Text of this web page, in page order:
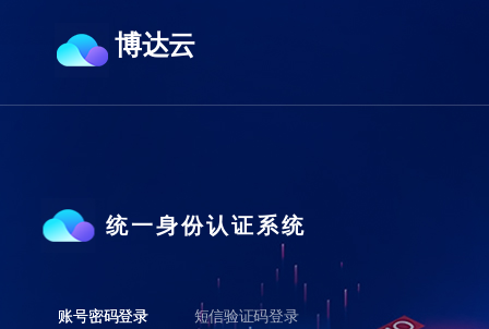
博达云
统一身份认证系统
账号密码登录 短信验证码登录